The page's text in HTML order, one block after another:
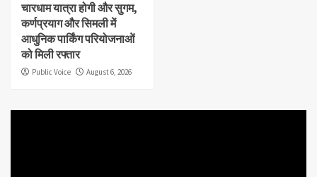
चारधाम यात्रा होगी और सुगम,
कर्णप्रयाग और सिमली में
आधुनिक पार्किंग परियोजनाओं
को मिली रफ्तार
Public Voice August 6, 2026